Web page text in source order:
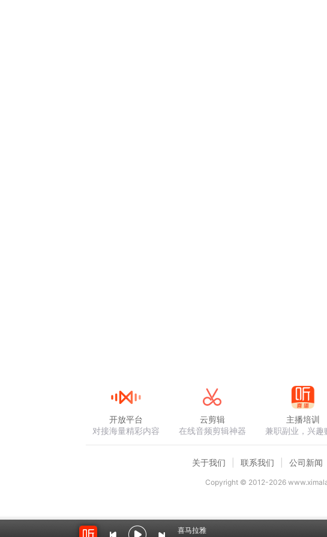
喜马拉雅
开放平台
对接海量精彩内容
云剪辑
在线音频剪辑神器
主播培训
兼职副业，兴趣
关于我们 联系我们 公司新闻
Copyright © 2012-2026